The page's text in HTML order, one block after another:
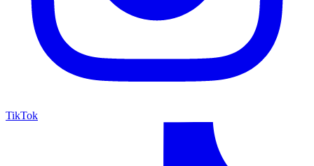
TikTok